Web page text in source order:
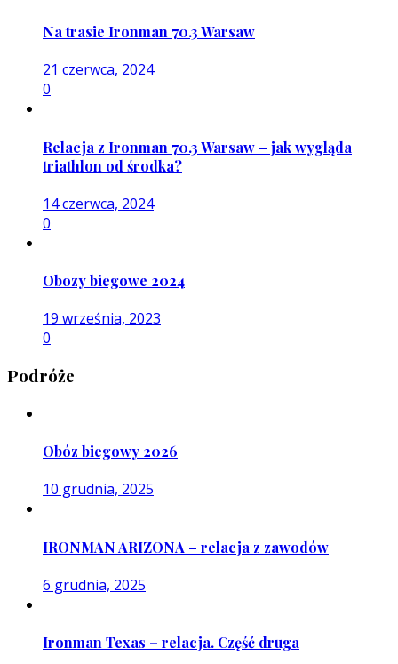
Na trasie Ironman 70.3 Warsaw
21 czerwca, 2024
0
Relacja z Ironman 70.3 Warsaw – jak wygląda
triathlon od środka?
14 czerwca, 2024
0
Obozy biegowe 2024
19 września, 2023
0
Podróże
Obóz biegowy 2026
10 grudnia, 2025
IRONMAN ARIZONA – relacja z zawodów
6 grudnia, 2025
Ironman Texas – relacja. Część druga